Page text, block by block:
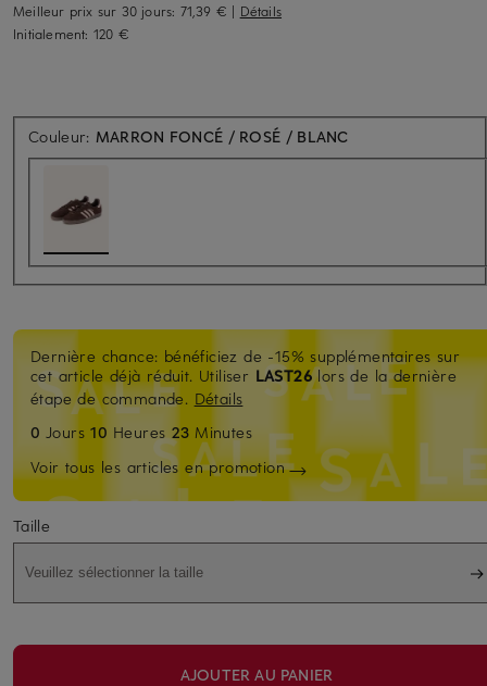
Meilleur prix sur 30 jours: 71,39 € | Détails
Initialement: 120 €
Couleur: MARRON FONCÉ / ROSÉ / BLANC
Dernière chance: bénéficiez de -15% supplémentaires sur
cet article déjà réduit. Utiliser LAST26lors de la dernière
étape de commande. Détails
0 Jours10 Heures 23 Minutes
Voir tous les articles en promotion
Taille
Veuillez sélectionner la taille
AJOUTER AU PANIER